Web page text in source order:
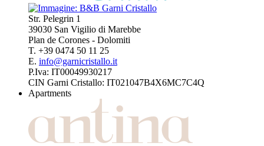
Str. Pelegrin 1
39030 San Vigilio di Marebbe
Plan de Corones - Dolomiti
T. +39 0474 50 11 25
E. info@garnicristallo.it
P.Iva: IT00049930217
CIN Garni Cristallo: IT021047B4X6MC7C4Q
Apartments